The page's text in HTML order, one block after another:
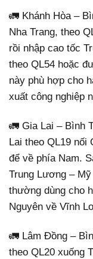
🚛 Khánh Hòa –
Nha Trang, theo
rồi nhập cao tốc
theo QL54 hoặc
này phù hợp cho
xuất công nghiệp
🚛 Gia Lai – Bình
Lai theo QL19 nối
để về phía Nam.
Trung Lương –
thường dùng cho
Nguyên về Vĩnh
🚛 Lâm Đồng –
theo QL20 xuống